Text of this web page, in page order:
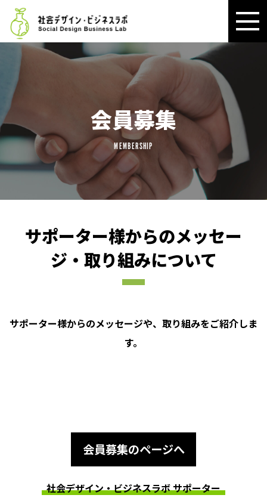
会員募集
MEMBERSHIP
サポーター様からのメッセー
ジ・取り組みについて
サポーター様からのメッセージや、取り組みをご紹介しま
す。
会員募集のページへ
社会デザイン・ビジネスラボ サポーター